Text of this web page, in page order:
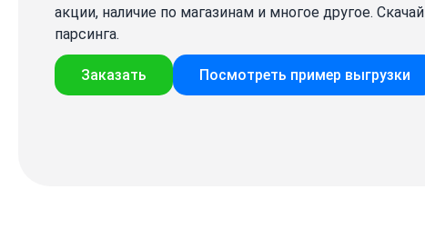
акции, наличие по магазинам и многое другое.
парсинга.
Заказать Посмотреть пример выгрузки